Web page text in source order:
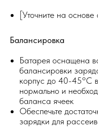
[Уточните на основе
Балансировка
Батарея оснащена
балансировки
корпус до 40-45°C
нормально и
баланса ячеек
Обеспечьте
зарядки для